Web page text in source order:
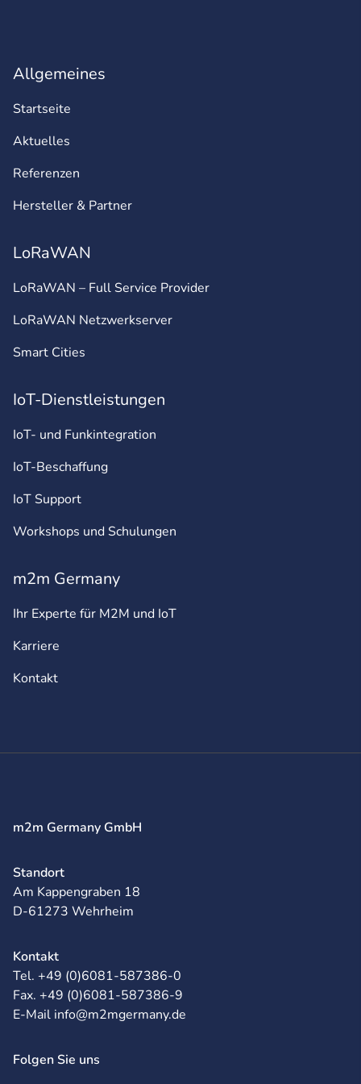
Allgemeines
Startseite
Aktuelles
Referenzen
Hersteller & Partner
LoRaWAN
LoRaWAN – Full Service Provider
LoRaWAN Netzwerkserver
Smart Cities
IoT-Dienstleistungen
IoT- und Funkintegration
IoT-Beschaffung
IoT Support
Workshops und Schulungen
m2m Germany
Ihr Experte für M2M und IoT
Karriere
Kontakt
m2m Germany GmbH
Standort
Am Kappengraben 18
D-61273 Wehrheim
Kontakt
Tel. +49 (0)6081-587386-0
Fax. +49 (0)6081-587386-9
E-Mail info@m2mgermany.de
Folgen Sie uns